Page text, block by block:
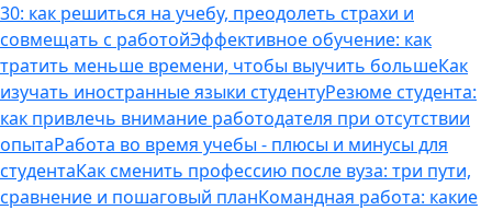
30: как решиться на учебу, преодолеть страхи и
совмещать с работойЭффективное обучение: как
тратить меньше времени, чтобы выучить большеКак
изучать иностранные языки студентуРезюме студента:
как привлечь внимание работодателя при отсутствии
опытаРабота во время учебы - плюсы и минусы для
студентаКак сменить профессию после вуза: три пути,
сравнение и пошаговый планКомандная работа: какие